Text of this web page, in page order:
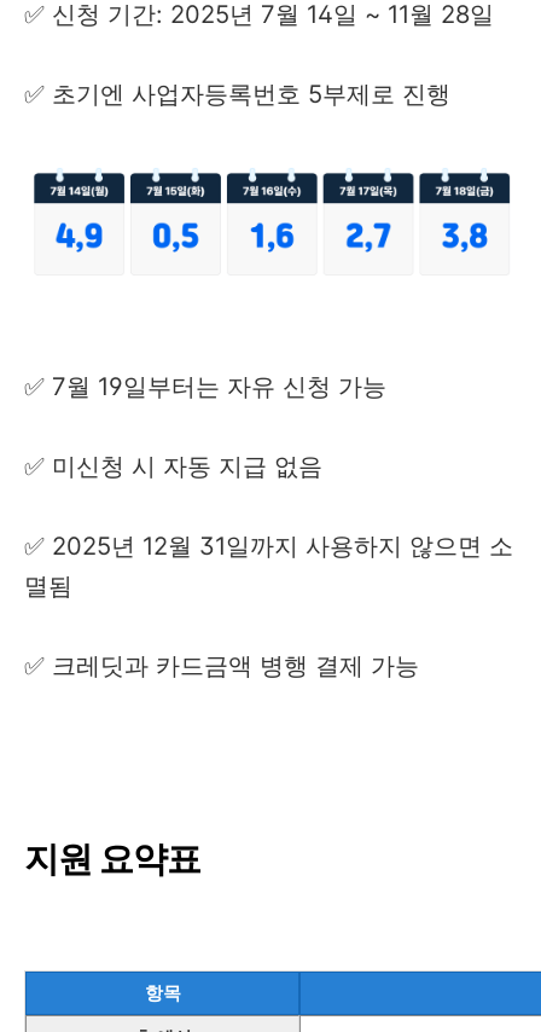
✅ 신청 기간: 2025년 7월 14일 ~ 11월 28일
✅ 초기엔 사업자등록번호 5부제로 진행
✅ 7월 19일부터는 자유 신청 가능
✅ 미신청 시 자동 지급 없음
✅ 2025년 12월 31일까지 사용하지 않으면 소
멸됨
✅ 크레딧과 카드금액 병행 결제 가능
지원 요약표
항목